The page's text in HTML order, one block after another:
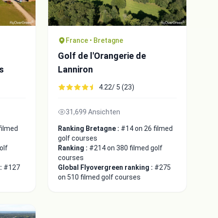
#127
France • Bretagne
Golf de l'Orangerie de
Lanniron
4.22/ 5 (23)
31,699 Ansichten
Ranking Bretagne : #14 on 26 filmed
golf courses
Ranking : #214 on 380 filmed golf
courses
Global Flyovergreen ranking : #275
on 510 filmed golf courses